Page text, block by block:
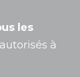
les
à